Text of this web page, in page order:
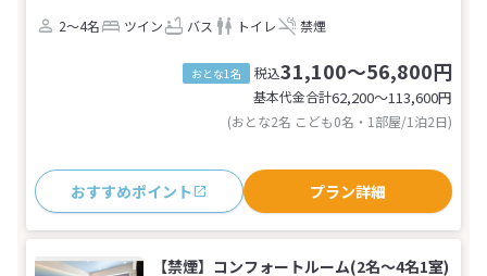
2～4名
ツイン バス トイレ 禁煙
おとな1名 税込31,100～56,800円
基本代金合計62,200〜113,600円
(おとな2名 こども0名・1部屋/1泊2日)
おすすめポイント プラン詳細
【禁煙】コンフォートルーム(2名～4名1室)